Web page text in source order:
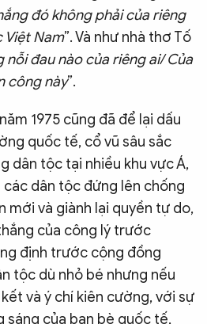
đó không phải của riêng
Việt Nam”. Và như nhà thơ Tố
nỗi đau nào của riêng ai/ Của
công này”.
1975 cũng đã để lại dấu
quốc tế, cổ vũ sâu sắc
dân tộc tại nhiều khu vực Á,
các dân tộc đứng lên chống
mới và giành lại quyền tự do,
của công lý trước
định trước cộng đồng
tộc dù nhỏ bé nhưng nếu
và ý chí kiên cường, với sự
sáng của bạn bè quốc tế,